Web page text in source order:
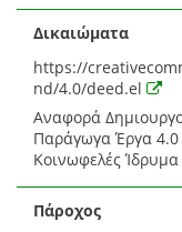
Δικαιώματα
https://
nd/4.0/deed.el
Αναφορά
Παράγωγα Έργα 4.0
Κοινωφελές
Πάροχος